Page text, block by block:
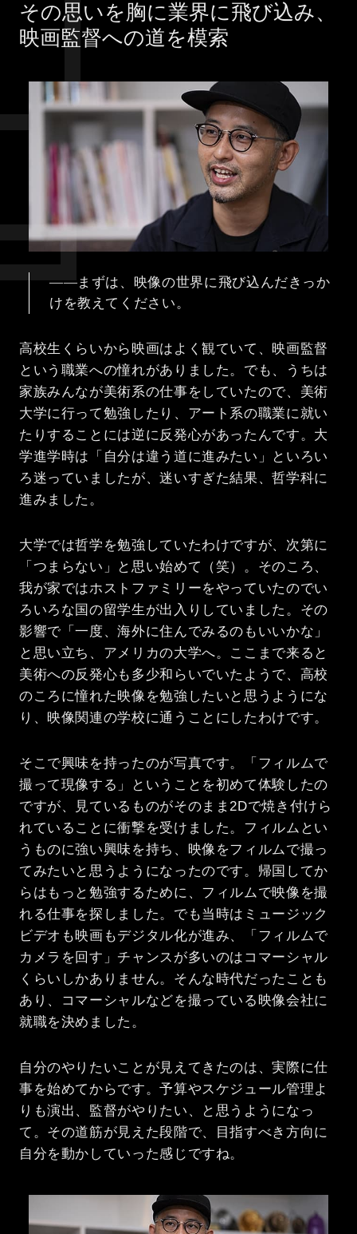
その思いを胸に業界に飛び込み、
映画監督への道を模索
――まずは、映像の世界に飛び込んだきっか
けを教えてください。
高校生くらいから映画はよく観ていて、映画監督
という職業への憧れがありました。でも、うちは
家族みんなが美術系の仕事をしていたので、美術
大学に行って勉強したり、アート系の職業に就い
たりすることには逆に反発心があったんです。大
学進学時は「自分は違う道に進みたい」といろい
ろ迷っていましたが、迷いすぎた結果、哲学科に
進みました。
大学では哲学を勉強していたわけですが、次第に
「つまらない」と思い始めて（笑）。そのころ、
我が家ではホストファミリーをやっていたのでい
ろいろな国の留学生が出入りしていました。その
影響で「一度、海外に住んでみるのもいいかな」
と思い立ち、アメリカの大学へ。ここまで来ると
美術への反発心も多少和らいでいたようで、高校
のころに憧れた映像を勉強したいと思うようにな
り、映像関連の学校に通うことにしたわけです。
そこで興味を持ったのが写真です。「フィルムで
撮って現像する」ということを初めて体験したの
ですが、見ているものがそのまま2Dで焼き付けら
れていることに衝撃を受けました。フィルムとい
うものに強い興味を持ち、映像をフィルムで撮っ
てみたいと思うようになったのです。帰国してか
らはもっと勉強するために、フィルムで映像を撮
れる仕事を探しました。でも当時はミュージック
ビデオも映画もデジタル化が進み、「フィルムで
カメラを回す」チャンスが多いのはコマーシャル
くらいしかありません。そんな時代だったことも
あり、コマーシャルなどを撮っている映像会社に
就職を決めました。
自分のやりたいことが見えてきたのは、実際に仕
事を始めてからです。予算やスケジュール管理よ
りも演出、監督がやりたい、と思うようになっ
て。その道筋が見えた段階で、目指すべき方向に
自分を動かしていった感じですね。